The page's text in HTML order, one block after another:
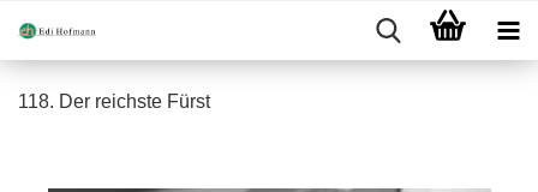
118. Der reichste Fürst